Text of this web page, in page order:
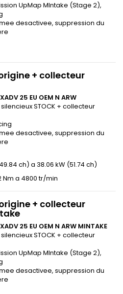
UpMap MIntake (Stage 2),
desactivee, suppression du
+ collecteur
XADV 25 EU OEM N ARW
silencieux STOCK + collecteur
desactivee, suppression du
ch) a 38.06 kW (51.74 ch)
Nm a 4800 tr/min
+ collecteur
XADV 25 EU OEM N ARW MINTAKE
silencieux STOCK + collecteur
UpMap MIntake (Stage 2),
desactivee, suppression du